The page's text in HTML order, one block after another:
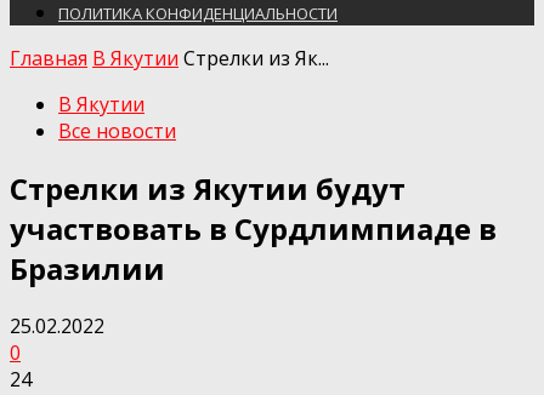
ПОЛИТИКА КОНФИДЕНЦИАЛЬНОСТИ
Главная В Якутии Стрелки из Як...
В Якутии
Все новости
Стрелки из Якутии будут
участвовать в Сурдлимпиаде в
Бразилии
25.02.2022
0
24